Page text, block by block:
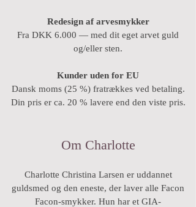
Redesign af arvesmykker
Fra DKK 6.000 — med dit eget arvet guld
og/eller sten.
Kunder uden for EU
Dansk moms (25 %) fratrækkes ved betaling.
Din pris er ca. 20 % lavere end den viste pris.
Om Charlotte
Charlotte Christina Larsen er uddannet
guldsmed og den eneste, der laver alle Facon
Facon-smykker. Hun har et GIA-